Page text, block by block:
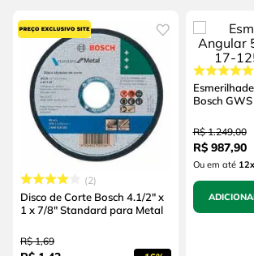
2
Disco de Corte Bosch 4.1/2" x
1 x 7/8" Standard para Metal
R$ 1,69
Bosch
R$ 1.249,00
R$ 987,90
Ou em até 12x